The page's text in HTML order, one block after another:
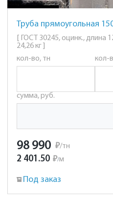
[ ГОСТ 30245, оцинк., длина
24,26 кг ]
кол-во, тн
кол-
сумма, руб.
98 990 ₽/тн
2 401.50 ₽/м
Под заказ